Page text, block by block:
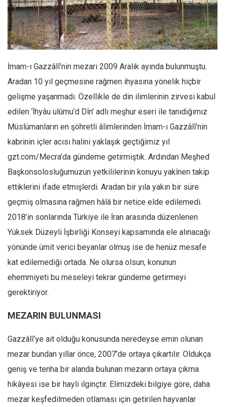
Facebook
Instagram
YouTube
Mahmut Toptaş
Yvonne Ridley
Barış Tarımcıoğlu
Ömer Kayani
Yusuf Armağan
Hasanali Yıldırım
Leyla Şerif Emin
Abir E. Nahas
Amina S. Jenenkovic
Bağdagül Öz
Bu Sayı
Tüm Sayılar
Kültür Sanat
İmam-ı Gazzâlî’nin mezarı 2009 Aralık ayında bulunmuştu.
Aradan 10 yıl geçmesine rağmen ihyasına yönelik hiçbir
gelişme yaşanmadı. Özellikle de din ilimlerinin zirvesi kabul
edilen ‘İhyâu ulûmu’d Dîn’ adlı meşhur eseri ile tanıdığımız
Müslümanların en şöhretli âlimlerinden İmam-ı Gazzâlî’nin
kabrinin içler acısı halini yaklaşık geçtiğimiz yıl
gzt.com/Mecra’da gündeme getirmiştik. Ardından Meşhed
Başkonsolosluğumuzun yetkililerinin konuyu yakînen takip
ettiklerini ifade etmişlerdi. Aradan bir yıla yakın bir süre
geçmiş olmasına rağmen hâlâ bir netice elde edilemedi.
2018’in sonlarında Türkiye ile İran arasında düzenlenen
Yüksek Düzeyli İşbirliği Konseyi kapsamında ele alınacağı
yönünde ümit verici beyanlar olmuş ise de henüz mesafe
kat edilemediği ortada. Ne olursa olsun, konunun
ehemmiyeti bu meseleyi tekrar gündeme getirmeyi
gerektiriyor.
MEZARIN BULUNMASI
Gazzâlî’ye ait olduğu konusunda neredeyse emin olunan
mezar bundan yıllar önce, 2007’de ortaya çıkartılır. Oldukça
geniş ve tenha bir alanda bulunan mezarın ortaya çıkma
hikâyesi ise bir hayli ilginçtir. Elimizdeki bilgiye göre, daha
mezar keşfedilmeden otlaması için getirilen hayvanlar